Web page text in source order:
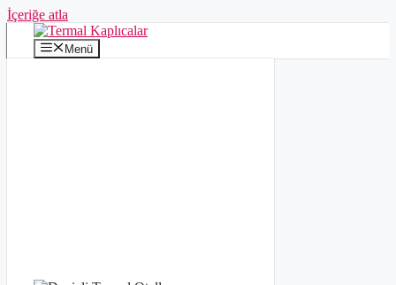
İçeriğe atla
Menü